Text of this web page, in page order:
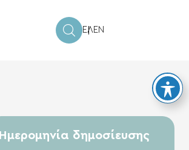
ΕΛEN
Hμερομηνία δημοσίευσης